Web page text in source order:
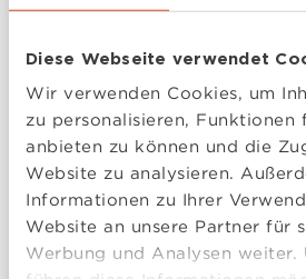
Diese Webseite verwendet
Wir verwenden Cookies, um
zu personalisieren, Funktionen
anbieten zu können und die
Website zu analysieren.
Informationen zu Ihrer
Website an unsere Partner für
Werbung und Analysen weiter.
Viele
meinen
und Schaltplänen
deinen Erfolg. Du
messbare Ergebnisse,
Marktpräsenz und
mehr Aufmerksamkeit.
Mehr
Durch optimierte